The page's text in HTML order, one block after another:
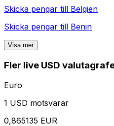
Skicka pengar till Belgien
Skicka pengar till Benin
Visa mer
Fler live USD
Euro
1 USD motsvarar
0,865135 EUR